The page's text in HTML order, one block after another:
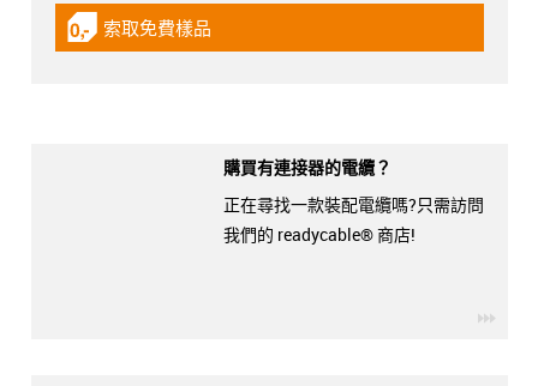
igus-icon-gratismuster
索取免費樣品
購買有連接器的電纜？
正在尋找一款裝配電纜嗎?只需訪問
我們的 readycable® 商店!
igus-